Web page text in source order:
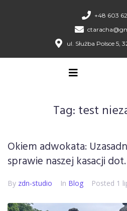
+48 603
ul. Służba Polsce 5,
Tag: test
Okiem adwokata:
sprawie naszej kasacji
By zdn-studio In Blog Posted 1